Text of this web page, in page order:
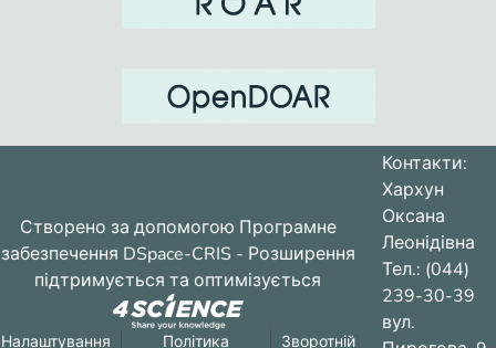
Створено за допомогою Програмне
забезпечення DSpace-CRIS - Розширення
підтримується та оптимізується
Налаштування Політика Зворотній
Контакти:
Хархун
Оксана
Леонідівна
Тел.: (044)
239-30-39
вул.